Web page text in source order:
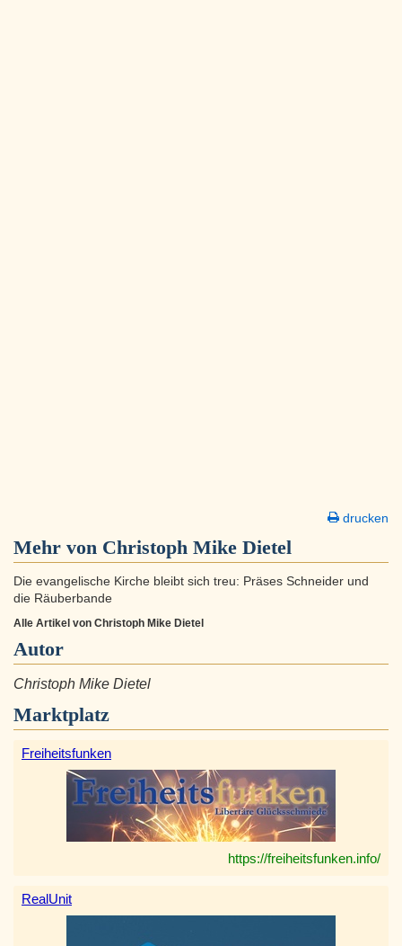
drucken
Mehr von Christoph Mike Dietel
Die evangelische Kirche bleibt sich treu: Präses Schneider und
die Räuberbande
Alle Artikel von Christoph Mike Dietel
Autor
Christoph Mike Dietel
Marktplatz
Freiheitsfunken
https://freiheitsfunken.info/
RealUnit